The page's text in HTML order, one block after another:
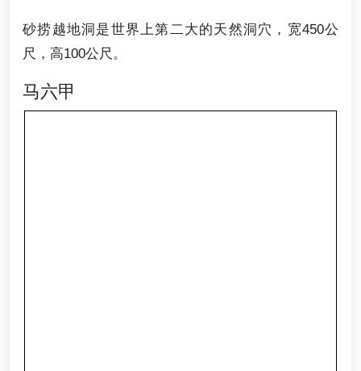
砂捞越地洞是世界上第二大的天然洞穴，宽450公
尺，高100公尺。
马六甲